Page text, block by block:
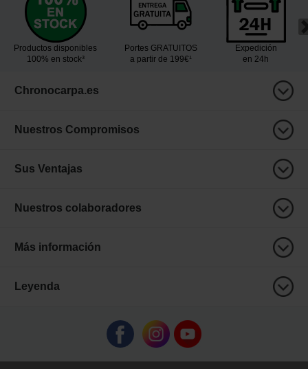
Productos disponibles
100% en stock³
Portes GRATUITOS
a partir de 199€¹
Expedición
en 24h
Chronocarpa.es
Nuestros Compromisos
Sus Ventajas
Nuestros colaboradores
Más información
Leyenda